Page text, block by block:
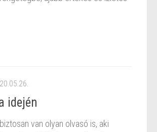
idején
van olyan olvasó is, aki